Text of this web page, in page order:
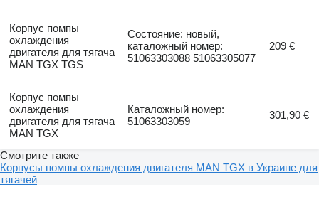
Корпус помпы
охлаждения
двигателя для тягача
MAN TGX TGS
Состояние: новый,
каталожный номер:
51063303088 51063305077
209 €
Корпус помпы
охлаждения
двигателя для тягача
MAN TGX
Каталожный номер:
51063303059
301,90 €
Смотрите также
Корпусы помпы охлаждения двигателя MAN TGX в Украине для
тягачей